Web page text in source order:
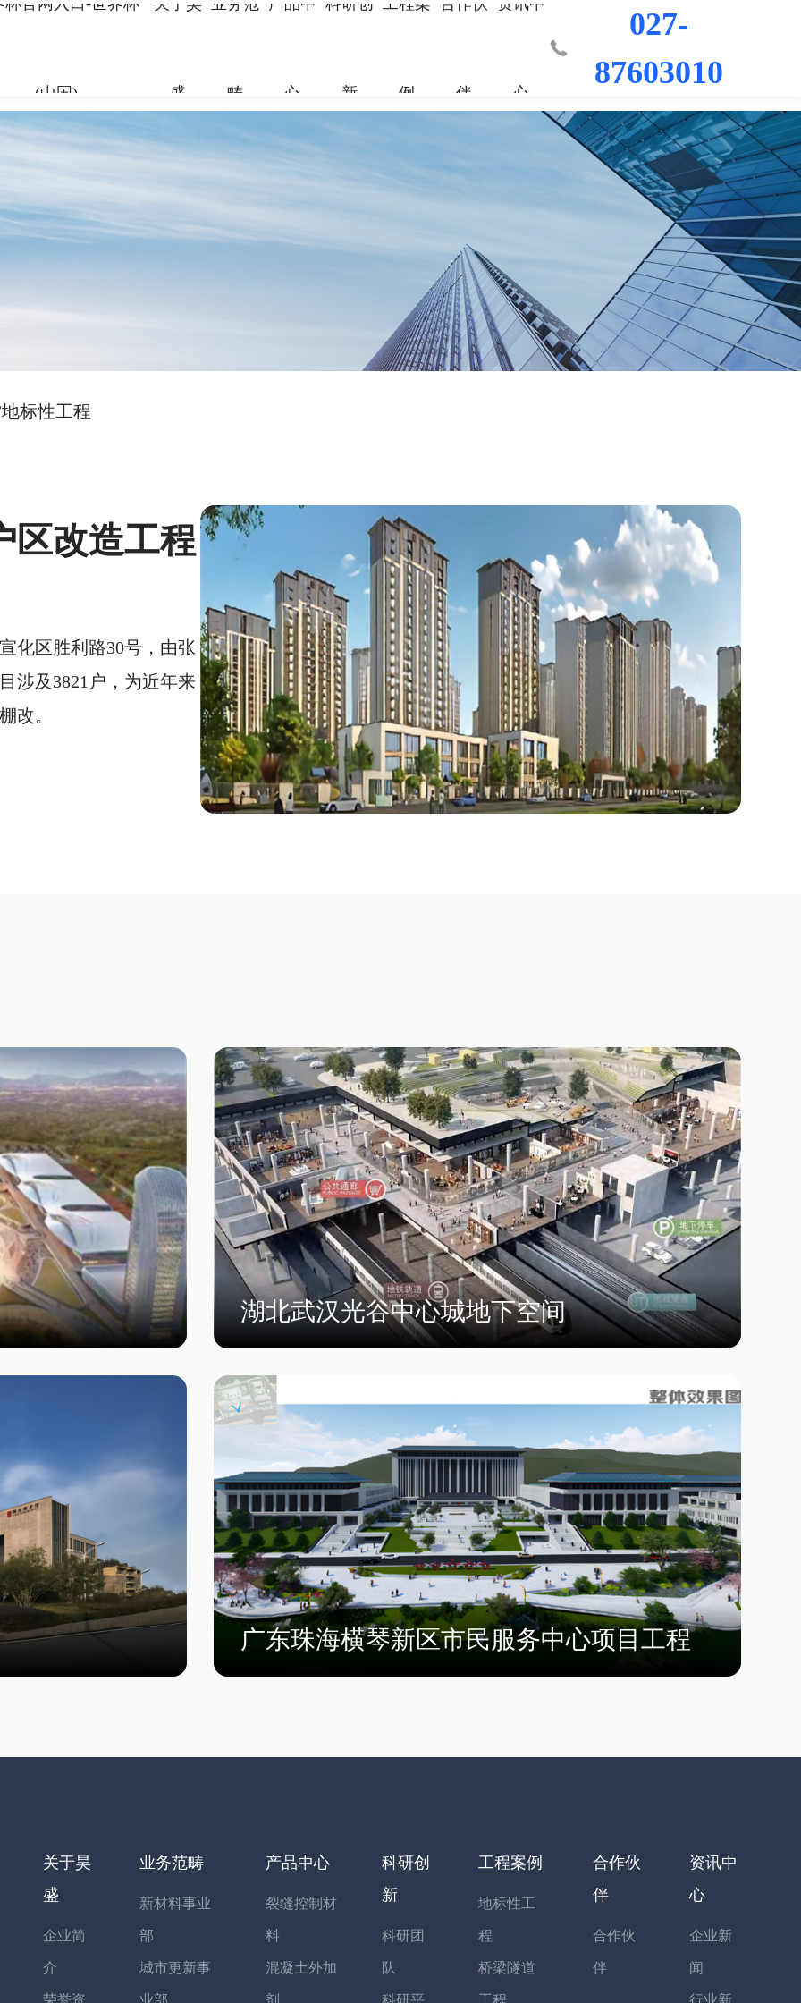
杯官网入口-世界杯
(中国)
关于昊
盛
关于昊盛
打造绿色建材，共筑美好生
命
企业简介 荣誉资质
业务范
畴
业务范畴
打造绿色建材，共筑美好生
命
新材料事业部 城市更新事业部
产品中
心
产品中心
打造绿色建材，共筑美好生
命
裂缝控制材料 混凝土外加剂
防水/防腐涂料
科研创
新
科研创新
打造绿色建材，共筑美好生
命
科研团队 科研平台
工程案
例
工程案例 地标性工程 桥梁隧道工程
水利水电工程
合作伙
伴
合作伙伴
打造绿色建材，共筑美好生
命
合作伙伴
资讯中
心
资讯中心
打造绿色建材，共筑美好生
命
企业新闻 行业新闻
027-
87603010
地标性工程
区改造工程
化区胜利路30号，由张
涉及3821户，为近年来
改。
湖北武汉光谷中心城地下空间
广东珠海横琴新区市民服务中心项目工程
关于昊
盛
企业简
介
荣誉资
业务范畴
新材料事业
部
城市更新事
业部
产品中心
裂缝控制材
料
混凝土外加
剂
科研创
新
科研团
队
科研平
工程案例
地标性工
程
桥梁隧道
工程
合作伙
伴
合作伙
伴
资讯中
心
企业新
闻
行业新